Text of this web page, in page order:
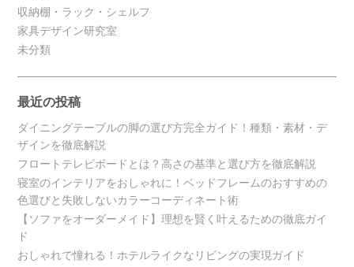
収納棚・ラック・シェルフ
家具デザイン研究室
未分類
最近の投稿
ダイニングテーブルの脚の選び方完全ガイド！種類・素材・デ
ザインを徹底解説
フロートテレビボードとは？高さの基準と選び方を徹底解説
寝室のインテリアをおしゃれに！ベッドフレームのおすすめの
色選びと失敗しないカラーコーディネート術
【ソファをオーダーメイド】理想を賢く叶えるための徹底ガイ
ド
おしゃれで憧れる！ホテルライクなリビングの実現ガイド